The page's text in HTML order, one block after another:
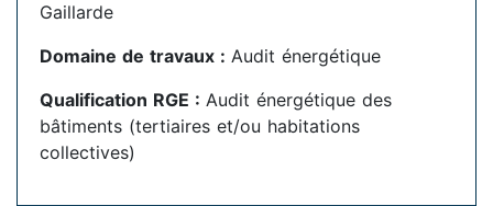
Gaillarde
Domaine de travaux : Audit énergétique
Qualification RGE : Audit énergétique des
bâtiments (tertiaires et/ou habitations
collectives)